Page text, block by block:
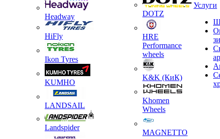
Headway
HiFly
Ikon Tyres
KUMHO
LANDSAIL
Landspider
DOTZ
HRE
Performance
wheels
K&K (КиК)
Khomen
Wheels
MAGNETTO
Услуги